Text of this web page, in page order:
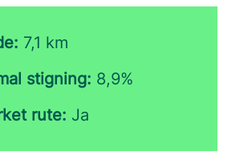
7,1 km
stigning: 8,9%
rute: Ja